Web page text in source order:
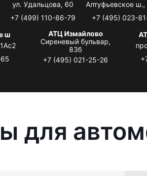
ул. Удальцова, 60
+7 (499) 110-86-79
Алтуфьевское ш.,
+7 (495) 023-
ш
АТЦ Измайлово
Сиреневый бульвар,
83б
+7 (495) 021-25-26
для